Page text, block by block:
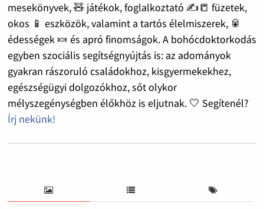
mesekönyvek, 🧸 játékok, foglalkoztató ✍️📒 füzetek,
okos 📱 eszközök, valamint a tartós élelmiszerek, 🥫
édességek 🍬 és apró finomságok. A bohócdoktorkodás
egyben szociális segítségnyújtás is: az adományok
gyakran rászoruló családokhoz, kisgyermekekhez,
egészségügyi dolgozókhoz, sőt olykor
mélyszegénységben élőkhöz is eljutnak. 🤍 Segítenél?
Írj nekünk!